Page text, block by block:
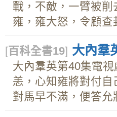
戰，不敵，一臂被
雍，雍大怒，令顧
[百科全書19] 大內羣
大內羣英第40集電
恙，心知雍將對付
對馬早不滿，便答